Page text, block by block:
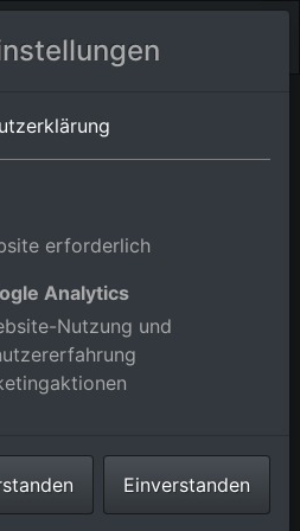
Württemberg
in
erforderlich
Analytics
Nutzung und
Einverstanden